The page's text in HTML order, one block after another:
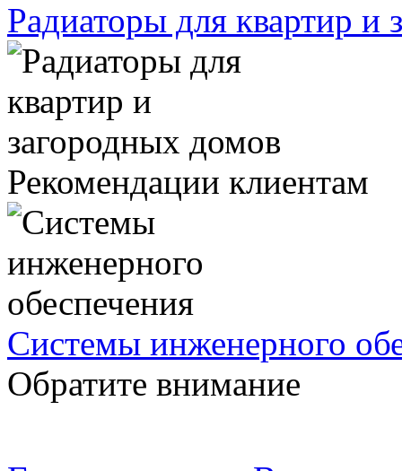
Радиаторы для квартир и
Рекомендации клиентам
Системы инженерного
Обратите внимание